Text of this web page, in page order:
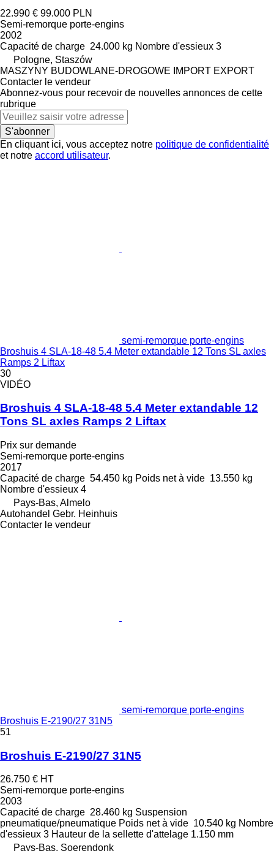
22.990 € 99.000 PLN
Semi-remorque porte-engins
2002
Capacité de charge 24.000 kg Nombre d'essieux 3
Pologne, Staszów
MASZYNY BUDOWLANE-DROGOWE IMPORT EXPORT
Contacter le vendeur
Abonnez-vous pour recevoir de nouvelles annonces de cette
rubrique
S'abonner
En cliquant ici, vous acceptez notre politique de confidentialité
et notre accord utilisateur.
semi-remorque porte-engins
Broshuis 4 SLA-18-48 5.4 Meter extandable 12 Tons SL axles
Ramps 2 Liftax
30
VIDÉO
Broshuis 4 SLA-18-48 5.4 Meter extandable 12
Tons SL axles Ramps 2 Liftax
Prix sur demande
Semi-remorque porte-engins
2017
Capacité de charge 54.450 kg Poids net à vide 13.550 kg
Nombre d'essieux 4
Pays-Bas, Almelo
Autohandel Gebr. Heinhuis
Contacter le vendeur
semi-remorque porte-engins
Broshuis E-2190/27 31N5
51
Broshuis E-2190/27 31N5
26.750 € HT
Semi-remorque porte-engins
2003
Capacité de charge 28.460 kg Suspension
pneumatique/pneumatique Poids net à vide 10.540 kg Nombre
d'essieux 3 Hauteur de la sellette d'attelage 1.150 mm
Pays-Bas, Soerendonk